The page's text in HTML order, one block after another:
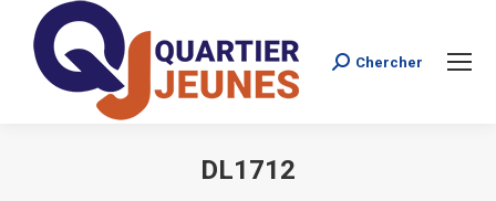
Search:
Chercher
DL1712